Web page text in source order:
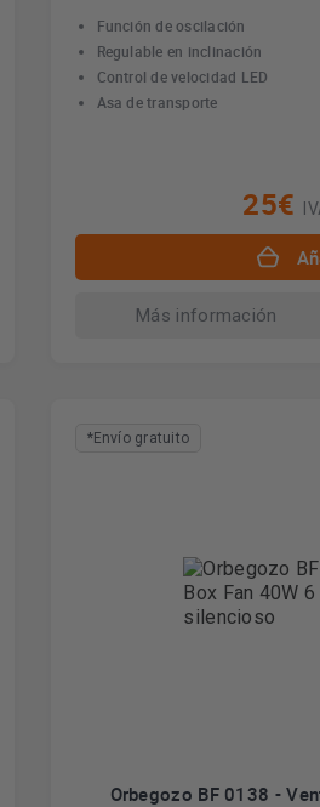
Función de oscilación
Regulable en inclinación
Control de velocidad LED
Asa de transporte
25€
Más información
*Envío gratuito
Orbegozo BF 0138 -